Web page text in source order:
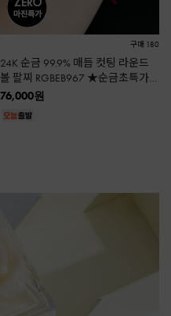
구매 180
24K 순금 99.9% 매듭 컷팅 라운드
볼 팔찌 RGBEB967 ★순금초특가
★
76,000원